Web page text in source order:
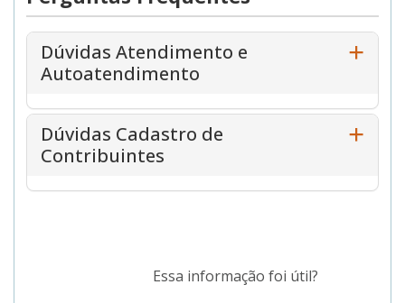
Dúvidas Atendimento e
Autoatendimento
Dúvidas Cadastro de
Contribuintes
Essa informação foi útil?